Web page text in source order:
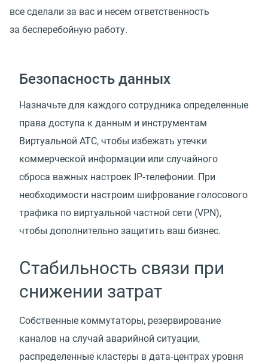
все сделали за вас и несем ответственность
за бесперебойную работу.
Безопасность данных
Назначьте для каждого сотрудника определенные
права доступа к данным и инструментам
Виртуальной АТС, чтобы избежать утечки
коммерческой информации или случайного
сброса важных настроек IP‑телефонии. При
необходимости настроим шифрование голосового
трафика по виртуальной частной сети (VPN),
чтобы дополнительно защитить ваш бизнес.
Стабильность связи при
снижении затрат
Собственные коммутаторы, резервирование
каналов на случай аварийной ситуации,
распределенные кластеры в дата‑центрах уровня